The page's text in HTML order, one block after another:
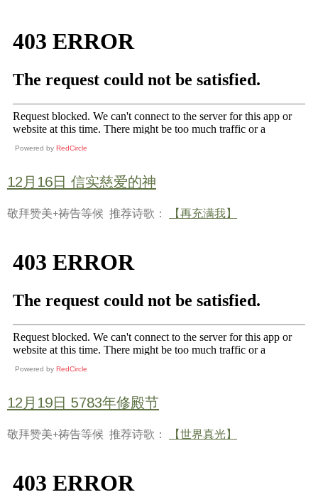
Powered by RedCircle
12月16日 信实慈爱的神
敬拜赞美+祷告等候 推荐诗歌： 【再充满我】
Powered by RedCircle
12月19日 5783年修殿节
敬拜赞美+祷告等候 推荐诗歌： 【世界真光】